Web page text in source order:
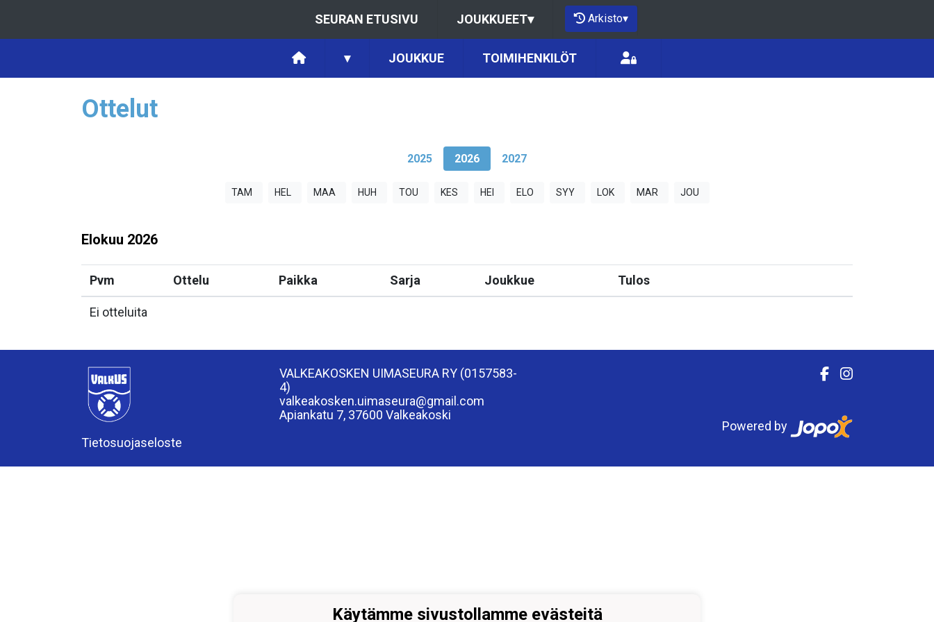
SEURAN ETUSIVU JOUKKUEET▾ Arkisto▾
▾ JOUKKUE TOIMIHENKILÖT
Ottelut
2025 2026 2027
TAM HEL MAA HUH TOU KES HEI ELO SYY LOK MAR JOU
Elokuu 2026
Pvm Ottelu Paikka Sarja Joukkue Tulos
Ei otteluita
Tietosuojaseloste
VALKEAKOSKEN UIMASEURA RY (0157583-
4)
valkeakosken.uimaseura@gmail.com
Apiankatu 7, 37600 Valkeakoski
Powered by
Käytämme sivustollamme evästeitä